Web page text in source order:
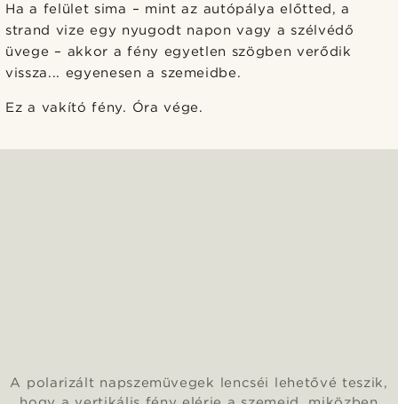
Ha a felület sima – mint az autópálya előtted, a
strand vize egy nyugodt napon vagy a szélvédő
üvege – akkor a fény egyetlen szögben verődik
vissza... egyenesen a szemeidbe.
Ez a vakító fény. Óra vége.
A polarizált napszemüvegek lencséi lehetővé teszik,